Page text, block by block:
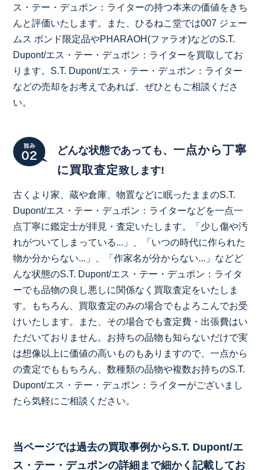
ス・テー・デュポン：ライターの持つ本来の価値をきち
んと評価いたします。また、ひるねこ堂では007 ジェー
ムス ボンド限定品やPHARAOH(ファラオ)などのS.T.
Dupont/エス・テー・デュポン：ライターを買取してお
ります。S.T. Dupont/エス・テー・デュポン：ライター
などの売却をお考えであれば、ぜひともご相談くださ
い。
どんな状態であっても、 一点から丁寧
に買取査定致します!
古くより家、蔵や倉庫、物置などに眠ったままのS.T.
Dupont/エス・テー・デュポン：ライターなどを一点一
点丁寧に鑑定士が拝見・査定いたします。「少し傷や汚
れがついてしまっている...」、「いつの時代に作られた
物か分からない...」、「作家名が分からない...」などど
んな状態のS.T. Dupont/エス・テー・デュポン：ライタ
ーでも品物の良し悪しに関係なく買取査定をいたしま
す。もちろん、買取査定のみの場合でもよろこんでお受
けいたします。また、その場合でも査定費・出張費はい
ただいておりません。お持ちの品物も知らないだけで実
は想像以上に価値の高いものもありますので、一点から
の査定でももちろん、数種類の品物や複数お持ちのS.T.
Dupont/エス・テー・デュポン：ライターがございまし
たら気軽にご相談ください。
当ページでは過去の買取事例からS.T. Dupont/エ
ス・テー・デュポンの詳細まで細かく記載してお